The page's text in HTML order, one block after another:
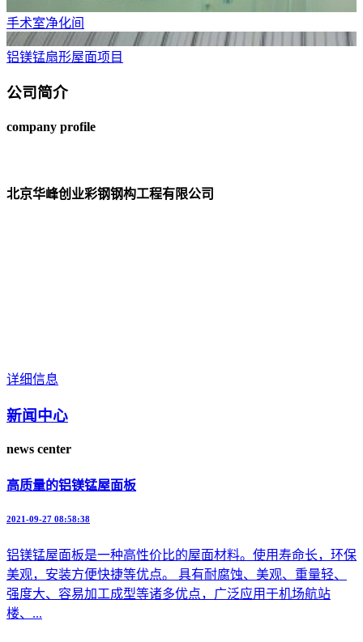
手术室净化间
铝镁锰扇形屋面项目
公司简介
company profile
北京华峰创业彩钢钢构工程有限公司
详细信息
新闻中心
news center
高质量的铝镁锰屋面板
2021-09-27 08:58:38
铝镁锰屋面板是一种高性价比的屋面材料。使用寿命长，环保
美观，安装方便快捷等优点。 具有耐腐蚀、美观、重量轻、
强度大、容易加工成型等诸多优点，广泛应用于机场航站
楼、...